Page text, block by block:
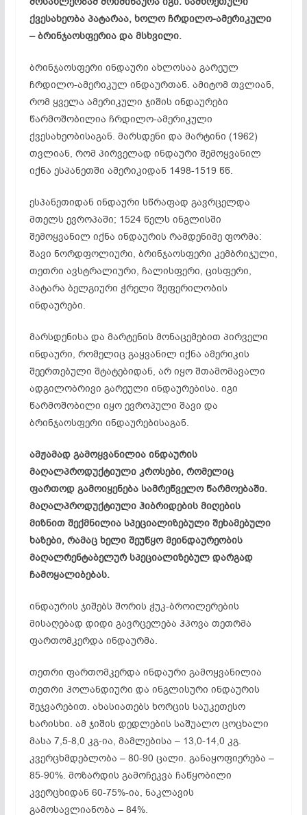
ქვესახეობა პატარაა, ხოლო ჩრდილო-ამერიკული
– ბრინჯაოსფერია და მსხვილი.
ბრინჯაოსფერი ინდაური ახლოსაა გარეულ
ჩრდილო-ამერიკულ ინდაურთან. ამიტომ თვლიან,
რომ ყველა ამერიკული ჯიშის ინდაურები
წარმოშობილია ჩრდილო-ამერიკული
ქვესახეობისაგან. მარსდენი და მარტინი (1962)
თვლიან, რომ პირველად ინდაური შემოყვანილ
იქნა ესპანეთში ამერიკიდან 1498-1519 წწ.
ესპანეთიდან ინდაური სწრაფად გავრცელდა
მთელს ევროპაში; 1524 წელს ინგლისში
შემოყვანილ იქნა ინდაურის რამდენიმე ფორმა:
შავი ნორდფოლიური, ბრინჯაოსფერი კემბრიჯული,
თეთრი ავსტრალიური, ჩალისფერი, ცისფერი,
პატარა ბელგიური ჭრელი შეფერილობის
ინდაურები.
მარსდენისა და მარტენის მონაცემებით პირველი
ინდაური, რომელიც გაყვანილ იქნა ამერიკის
შეერთებული შტატებიდან, არ იყო შთამომავალი
ადგილობრივი გარეული ინდაურებისა. იგი
წარმოშობილი იყო ევროპული შავი და
ბრინჯაოსფერი ინდაურებისაგან.
ამჟამად გამოყვანილია ინდაურის
მაღალპროდუქტიული კროსები, რომელიც
ფართოდ გამოიყენება სამრეწველო წარმოებაში.
მაღალპროდუქტიული ჰიბრიდების მიღების
მიზნით შექმნილია სპეციალიზებული შეხამებული
ხაზები, რამაც ხელი შეუწყო მეინდაურეობის
მაღალრენტაბელურ სპეციალიზებულ დარგად
ჩამოყალიბებას.
ინდაურის ჯიშებს შორის ჭუკ-ბროილერების
მისაღებად დიდი გავრცელება ჰპოვა თეთრმა
ფართომკერდა ინდაურმა.
თეთრი ფართომკერდა ინდაური გამოყვანილია
თეთრი ჰოლანდიური და ინგლისური ინდაურის
შეჯვარებით. ახასიათებს ხორცის საუკეთესო
ხარისხი. ამ ჯიშის დედლების საშუალო ცოცხალი
მასა 7,5-8,0 კგ-ია, მამლებისა – 13,0-14,0 კგ.
კვერცხმდებლობა – 80-90 ცალი. განაყოფიერება –
85-90%. მოზარდის გამოჩეკვა ჩაწყობილი
კვერცხიდან 60-75%-ია, ნაკლავის
გამოსავლიანობა – 84%.